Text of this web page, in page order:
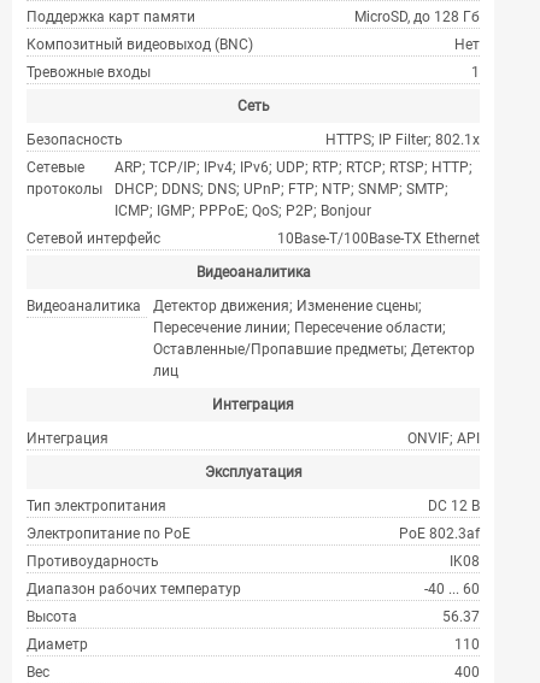
Поддержка карт памяти
MicroSD, до 128 Гб
Композитный видеовыход (BNC)
Нет
Тревожные входы
1
Сеть
Безопасность
HTTPS; IP Filter; 802.1x
Сетевые
протоколы
ARP; TCP/IP; IPv4; IPv6; UDP; RTP; RTCP; RTSP; HTTP;
DHCP; DDNS; DNS; UPnP; FTP; NTP; SNMP; SMTP;
ICMP; IGMP; PPPoE; QoS; P2P; Bonjour
Сетевой интерфейс
10Base-T/100Base-TX Ethernet
Видеоаналитика
Видеоаналитика
Детектор движения; Изменение сцены;
Пересечение линии; Пересечение области;
Оставленные/Пропавшие предметы; Детектор
лиц
Интеграция
Интеграция
ONVIF; API
Эксплуатация
Тип электропитания
DC 12 В
Электропитание по PoE
PoE 802.3af
Противоударность
IK08
Диапазон рабочих температур
-40 ... 60
Высота
56.37
Диаметр
110
Вес
400